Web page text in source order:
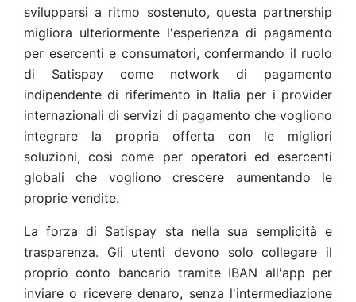
svilupparsi a ritmo sostenuto, questa partnership
migliora ulteriormente l'esperienza di pagamento
per esercenti e consumatori, confermando il ruolo
di Satispay come network di pagamento
indipendente di riferimento in Italia per i provider
internazionali di servizi di pagamento che vogliono
integrare la propria offerta con le migliori
soluzioni, così come per operatori ed esercenti
globali che vogliono crescere aumentando le
proprie vendite.
La forza di Satispay sta nella sua semplicità e
trasparenza. Gli utenti devono solo collegare il
proprio conto bancario tramite IBAN all'app per
inviare o ricevere denaro, senza l'intermediazione